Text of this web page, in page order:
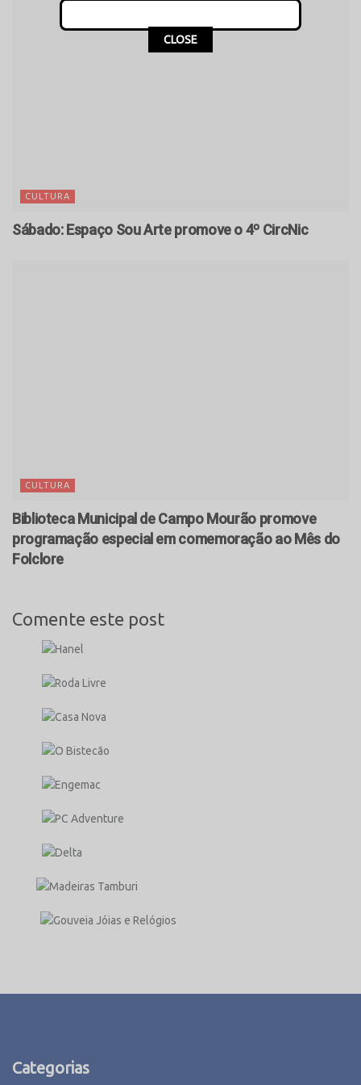
CULTURA
Sábado: Espaço Sou Arte promove o 4º CircNic
CULTURA
Biblioteca Municipal de Campo Mourão promove
programação especial em comemoração ao Mês do
Folclore
Comente este post
Categorias
CLOSE